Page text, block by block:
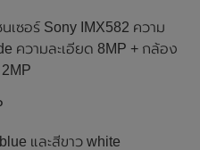
ซอร์ Sony IMX582 ความ
ความละเอียด 8MP + กล้อง
และสีขาว white